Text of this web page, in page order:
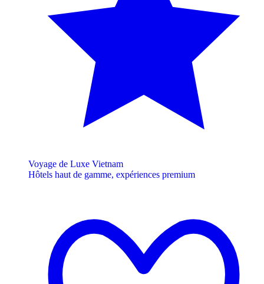
Voyage de Luxe Vietnam
Hôtels haut de gamme, expériences premium